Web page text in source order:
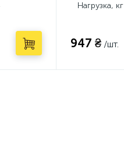
Нагрузка, кг
947 ₴ /шт.